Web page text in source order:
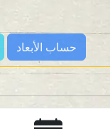
حساب الأبعاد